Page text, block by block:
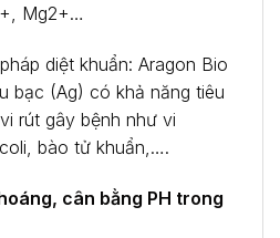
Mg2+…
diệt khuẩn: Aragon Bio
bạc (Ag) có khả năng tiêu
rút gây bệnh như vi
bào tử khuẩn,….
cân bằng PH trong